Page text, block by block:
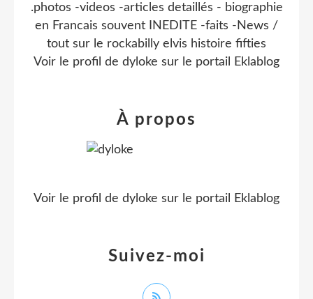
.photos -videos -articles detaillés - biographie
en Francais souvent INEDITE -faits -News /
tout sur le rockabilly elvis histoire fifties
Voir le profil de dyloke sur le portail Eklablog
Suivez-moi
À propos
Voir le profil de dyloke sur le portail Eklablog